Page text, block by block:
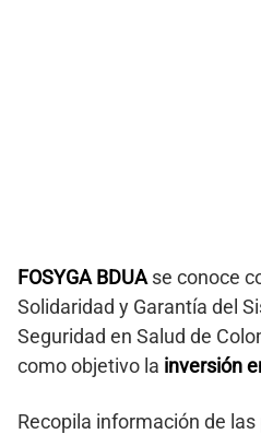
FOSYGA BDUA se conoce
Solidaridad y Garantía del
Seguridad en Salud de
como objetivo la inversión
Recopila información de